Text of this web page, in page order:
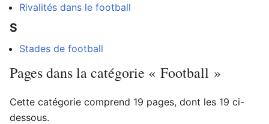
Rivalités dans le football
S
Stades de football
Pages dans la catégorie « Football »
Cette catégorie comprend 19 pages, dont les 19 ci-
dessous.